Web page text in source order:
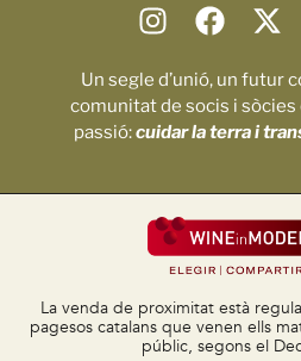
Un segle d’unió, un futur
comunitat de socis i
passió:cuidar la terra i
La venda de proximitat està
pagesos catalans que venen ells
públic, segons el